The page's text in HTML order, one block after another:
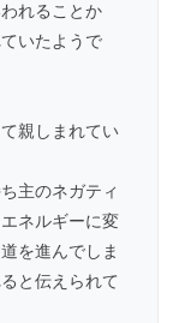
れることか
いたようで
親しまれてい
主のネガティ
ネルギーに変
を進んでしま
と伝えられて